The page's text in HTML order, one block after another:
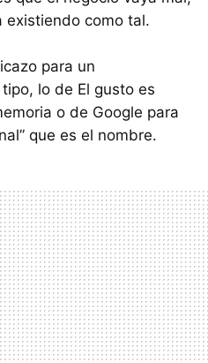
existiendo como tal.
para un
lo de El gusto es
o de Google para
que es el nombre.